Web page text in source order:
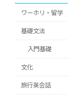
ワーホリ・留学
基礎文法
入門基礎
文化
旅行英会話